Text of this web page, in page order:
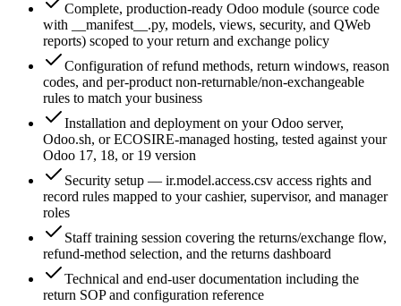
Complete, production-ready Odoo module (source code
with __manifest__.py, models, views, security, and QWeb
reports) scoped to your return and exchange policy
Configuration of refund methods, return windows, reason
codes, and per-product non-returnable/non-exchangeable
rules to match your business
Installation and deployment on your Odoo server,
Odoo.sh, or ECOSIRE-managed hosting, tested against your
Odoo 17, 18, or 19 version
Security setup — ir.model.access.csv access rights and
record rules mapped to your cashier, supervisor, and manager
roles
Staff training session covering the returns/exchange flow,
refund-method selection, and the returns dashboard
Technical and end-user documentation including the
return SOP and configuration reference